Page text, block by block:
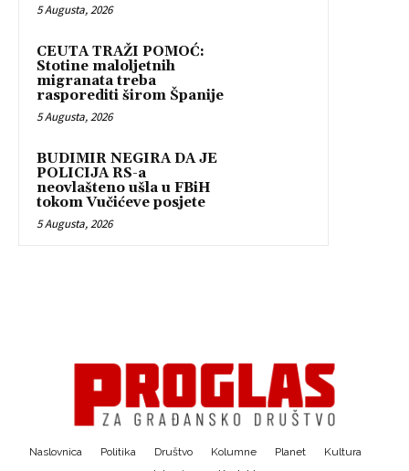
5 Augusta, 2026
CEUTA TRAŽI POMOĆ:
Stotine maloljetnih
migranata treba
rasporediti širom Španije
5 Augusta, 2026
BUDIMIR NEGIRA DA JE
POLICIJA RS-a
neovlašteno ušla u FBiH
tokom Vučićeve posjete
5 Augusta, 2026
Naslovnica Politika Društvo Kolumne Planet
Kultura